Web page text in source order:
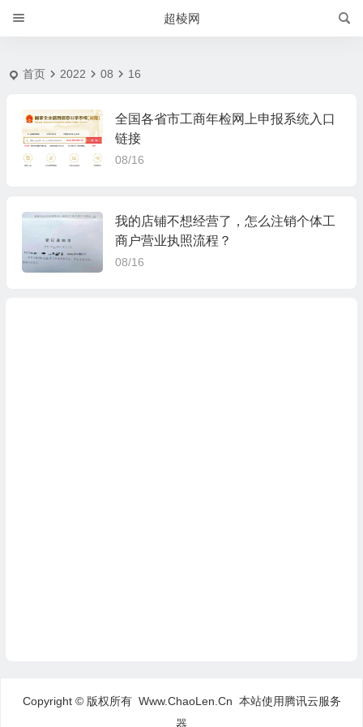
超棱网
首页 2022 08 16
全国各省市工商年检网上申报系统入口
链接
08/16
我的店铺不想经营了，怎么注销个体工
商户营业执照流程？
08/16
Copyright © 版权所有 Www.ChaoLen.Cn 本站使用腾讯云服务
器